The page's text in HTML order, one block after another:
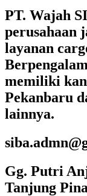
PT. Wajah
perusahaan
layanan
memiliki
Pekanbaru
lainnya.
Gg. Putri
Tanjung